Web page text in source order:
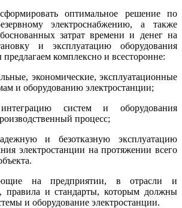
оптимальное решение по
электроснабжению, а также
затрат времени и денег на
и эксплуатацию оборудования
комплексно и всесторонне:
экономические, эксплуатационные
и оборудованию электростанции;
систем и оборудования
процесс;
и безотказную эксплуатацию
электростанции на протяжении всего
на предприятии, в отрасли и
правила и стандарты, которым должны
и оборудование электростанции.